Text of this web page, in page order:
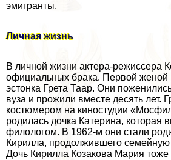
эмигранты.
Личная жизнь
В личной жизни актера-режиссера
официальных бpaка. Первой женой
эстонка Грета Таар. Они
вуза и прожили вместе десять лет.
костюмером на киностудии
родилась дочка Катерина, которая
филологом. В 1962-м они стали
Кирилла, продолжившего семейную
Дочь Кирилла Козакова Мария тоже